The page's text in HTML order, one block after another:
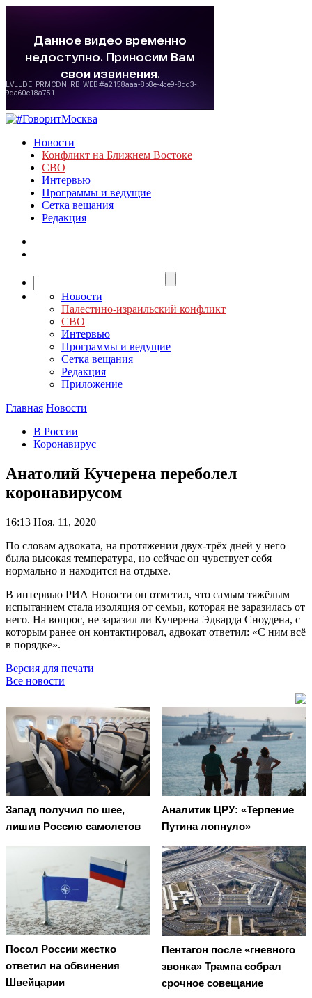
Новости
Конфликт на Ближнем Востоке
СВО
Интервью
Программы и ведущие
Сетка вещания
Редакция
Новости
Палестино-израильский конфликт
СВО
Интервью
Программы и ведущие
Сетка вещания
Редакция
Приложение
Главная Новости
В России
Коронавирус
Анатолий Кучерена переболел
коронавирусом
16:13 Ноя. 11, 2020
По словам адвоката, на протяжении двух-трёх дней у него
была высокая температура, но сейчас он чувствует себя
нормально и находится на отдыхе.
В интервью РИА Новости он отметил, что самым тяжёлым
испытанием стала изоляция от семьи, которая не заразилась от
него. На вопрос, не заразил ли Кучерена Эдварда Сноудена, с
которым ранее он контактировал, адвокат ответил: «С ним всё
в порядке».
Версия для печати
Все новости
Запад получил по шее,
лишив Россию самолетов
Аналитик ЦРУ: «Терпение
Путина лопнуло»
Посол России жестко
ответил на обвинения
Швейцарии
Пентагон после «гневного
звонка» Трампа собрал
срочное совещание